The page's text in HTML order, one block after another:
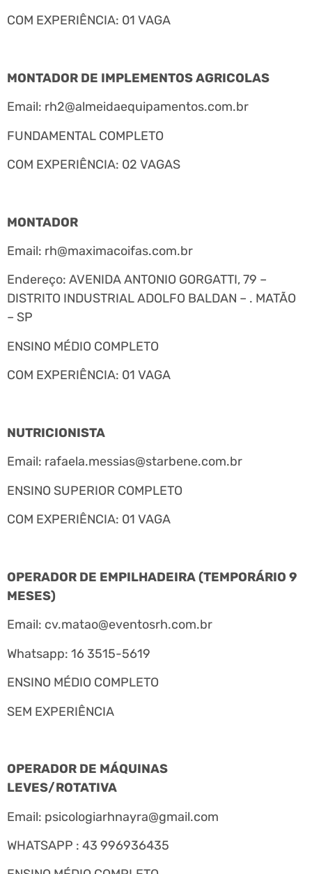
COM EXPERIÊNCIA: 01 VAGA
MONTADOR DE IMPLEMENTOS AGRICOLAS
Email: rh2@almeidaequipamentos.com.br
FUNDAMENTAL COMPLETO
COM EXPERIÊNCIA: 02 VAGAS
MONTADOR
Email: rh@maximacoifas.com.br
Endereço: AVENIDA ANTONIO GORGATTI, 79 –
DISTRITO INDUSTRIAL ADOLFO BALDAN – . MATÃO
– SP
ENSINO MÉDIO COMPLETO
COM EXPERIÊNCIA: 01 VAGA
NUTRICIONISTA
Email: rafaela.messias@starbene.com.br
ENSINO SUPERIOR COMPLETO
COM EXPERIÊNCIA: 01 VAGA
OPERADOR DE EMPILHADEIRA (TEMPORÁRIO 9
MESES)
Email: cv.matao@eventosrh.com.br
Whatsapp: 16 3515-5619
ENSINO MÉDIO COMPLETO
SEM EXPERIÊNCIA
OPERADOR DE MÁQUINAS
LEVES/ROTATIVA
Email: psicologiarhnayra@gmail.com
WHATSAPP : 43 996936435